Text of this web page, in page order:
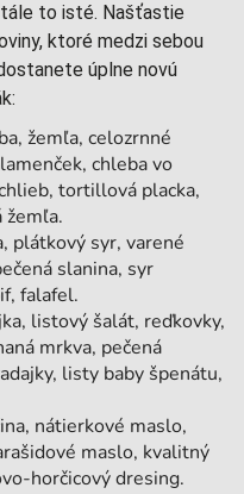
to isté. Našťastie
ktoré medzi sebou
úplne novú
žemľa, celozrnné
chleba vo
tortillová placka,
žemľa.
plátkový syr, varené
slanina, syr
falafel.
listový šalát, reďkovky,
mrkva, pečená
listy baby špenátu,
nátierkové maslo,
maslo, kvalitný
horčicový dresing.